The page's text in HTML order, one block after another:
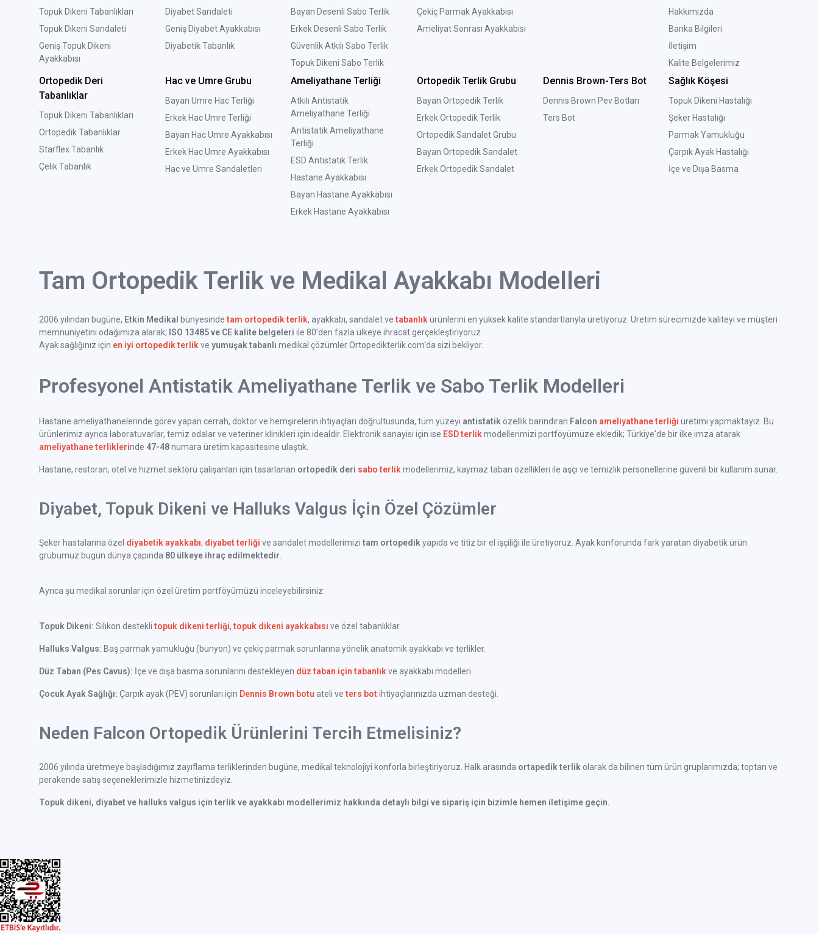
Topuk Dikeni Tabanlıkları
Topuk Dikeni Sandaleti
Geniş Topuk Dikeni
Ayakkabısı
Diyabet Sandaleti
Geniş Diyabet Ayakkabısı
Diyabetik Tabanlık
Bayan Desenli Sabo Terlik
Erkek Desenli Sabo Terlik
Güvenlik Atkılı Sabo Terlik
Topuk Dikeni Sabo Terlik
Çekiç Parmak Ayakkabısı
Ameliyat Sonrası Ayakkabısı
Hakkımızda
Banka Bilgileri
İletişim
Kalite Belgelerimiz
Ortopedik Deri
Tabanlıklar
Topuk Dikeni Tabanlıkları
Ortopedik Tabanlıklar
Starflex Tabanlık
Çelik Tabanlık
Hac ve Umre Grubu
Bayan Umre Hac Terliği
Erkek Hac Umre Terliği
Bayan Hac Umre Ayakkabısı
Erkek Hac Umre Ayakkabısı
Hac ve Umre Sandaletleri
Ameliyathane Terliği
Atkılı Antistatik
Ameliyathane Terliği
Antistatik Ameliyathane
Terliği
ESD Antistatik Terlik
Hastane Ayakkabısı
Bayan Hastane Ayakkabısı
Erkek Hastane Ayakkabısı
Ortopedik Terlik Grubu
Bayan Ortopedik Terlik
Erkek Ortopedik Terlik
Ortopedik Sandalet Grubu
Bayan Ortopedik Sandalet
Erkek Ortopedik Sandalet
Dennis Brown-Ters Bot
Dennis Brown Pev Botları
Ters Bot
Sağlık Köşesi
Topuk Dikeni Hastalığı
Şeker Hastalığı
Parmak Yamukluğu
Çarpık Ayak Hastalığı
İçe ve Dışa Basma
Tam Ortopedik Terlik ve Medikal Ayakkabı Modelleri
2006 yılından bugüne, Etkin Medikal bünyesindetam ortopedik terlik, ayakkabı, sandalet vetabanlık ürünlerini en yüksek kalite standartlarıyla üretiyoruz. Üretim sürecimizde kaliteyi ve müşteri
memnuniyetini odağımıza alarak; ISO 13485 ve CE kalite belgeleri ile 80’den fazla ülkeye ihracat gerçekleştiriyoruz.
Ayak sağlığınız için en iyi ortopedik terlik ve yumuşak tabanlı medikal çözümler Ortopedikterlik.com'da sizi bekliyor.
Profesyonel Antistatik Ameliyathane Terlik ve Sabo Terlik Modelleri
Hastane ameliyathanelerinde görev yapan cerrah, doktor ve hemşirelerin ihtiyaçları doğrultusunda, tüm yüzeyi antistatik özellik barındıran Falcon ameliyathane terliği üretimi yapmaktayız. Bu
ürünlerimiz ayrıca laboratuvarlar, temiz odalar ve veteriner klinikleri için idealdir. Elektronik sanayisi için ise ESD terlik modellerimizi portföyümüze ekledik; Türkiye'de bir ilke imza atarak
ameliyathane terliklerinde 47-48numara üretim kapasitesine ulaştık.
Hastane, restoran, otel ve hizmet sektörü çalışanları için tasarlanan ortopedik deri sabo terlik modellerimiz, kaymaz taban özellikleri ile aşçı ve temizlik personellerine güvenli bir kullanım sunar.
Diyabet, Topuk Dikeni ve Halluks Valgus İçin Özel Çözümler
Şeker hastalarına özel diyabetik ayakkabı, diyabet terliği ve sandalet modellerimizi tam ortopedik yapıda ve titiz bir el işçiliği ile üretiyoruz. Ayak konforunda fark yaratan diyabetik ürün
grubumuz bugün dünya çapında 80 ülkeye ihraç edilmektedir
Ayrıca şu medikal sorunlar için özel üretim portföyümüzü inceleyebilirsiniz:
Topuk Dikeni: Silikon desteklitopuk dikeni terliği,topuk dikeni ayakkabısı ve özel tabanlıklar.
Halluks Valgus: Baş parmak yamukluğu (bunyon) ve çekiç parmak sorunlarına yönelik anatomik ayakkabı ve terlikler.
Düz Taban (Pes Cavus): İçe ve dışa basma sorunlarını destekleyen düz taban için tabanlık ve ayakkabı modelleri.
Çocuk Ayak Sağlığı: Çarpık ayak (PEV) sorunları için Dennis Brown botu ateli veters bot ihtiyaçlarınızda uzman desteği.
Neden Falcon Ortopedik Ürünlerini Tercih Etmelisiniz?
2006 yılında üretmeye başladığımız zayıflama terliklerinden bugüne, medikal teknolojiyi konforla birleştiriyoruz. Halk arasında ortapedik terlik olarak da bilinen tüm ürün gruplarımızda; toptan ve
perakende satış seçeneklerimizle hizmetinizdeyiz.
Topuk dikeni, diyabet ve halluks valgus için terlik ve ayakkabı modellerimiz hakkında detaylı bilgi ve sipariş için bizimle hemen iletişime geçin.